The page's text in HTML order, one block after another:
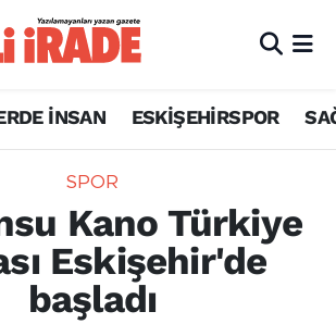
İNSAN ESKİŞEHİRSPOR
SPOR
Kano Türkiye
Eskişehir'de
başladı